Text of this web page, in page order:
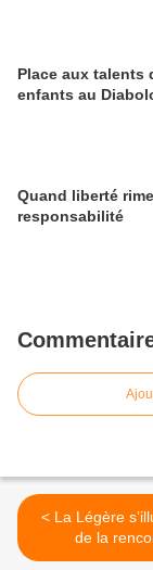
Place aux talents
enfants au
Quand liberté
responsabilité
< La Légère s’illustre lors
de la